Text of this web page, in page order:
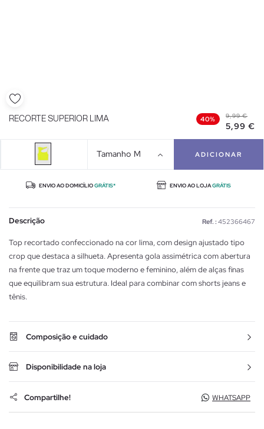
RECORTE SUPERIOR LIMA 40% 9,99 €
5,99 €
Tamanho M ADICIONAR
ENVIO AO DOMICÍLIOGRÁTIS* ENVIO AO LOJAGRÁTIS
Descrição Ref. : 452366467
Top recortado confeccionado na cor lima, com design ajustado tipo
crop que destaca a silhueta. Apresenta gola assimétrica com abertura
na frente que traz um toque moderno e feminino, além de alças finas
que equilibram sua estrutura. Ideal para combinar com shorts jeans e
tênis.
Composição e cuidado
Disponibilidade na loja
Compartilhe! WHATSAPP